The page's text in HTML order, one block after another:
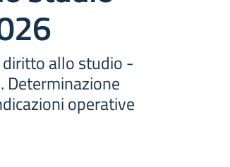
allo studio -
Determinazione
operative